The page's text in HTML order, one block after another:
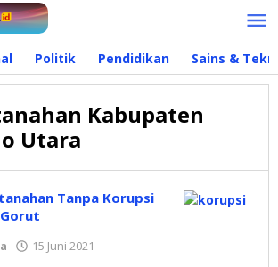
Politik Pendidikan Sains &
Kabupaten
Utara
Tanpa Korupsi
15 Juni 2021